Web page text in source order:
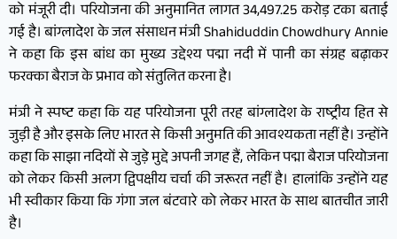
को मंजूरी दी। परियोजना की अनुमानित लागत 34,497.25 करोड़ टका बताई
गई है। बांग्लादेश के जल संसाधन मंत्री Shahiduddin Chowdhury Annie
ने कहा कि इस बांध का मुख्य उद्देश्य पद्मा नदी में पानी का संग्रह बढ़ाकर
फरक्का बैराज के प्रभाव को संतुलित करना है।
मंत्री ने स्पष्ट कहा कि यह परियोजना पूरी तरह बांग्लादेश के राष्ट्रीय हित से
जुड़ी है और इसके लिए भारत से किसी अनुमति की आवश्यकता नहीं है। उन्होंने
कहा कि साझा नदियों से जुड़े मुद्दे अपनी जगह हैं, लेकिन पद्मा बैराज परियोजना
को लेकर किसी अलग द्विपक्षीय चर्चा की जरूरत नहीं है। हालांकि उन्होंने यह
भी स्वीकार किया कि गंगा जल बंटवारे को लेकर भारत के साथ बातचीत जारी
है।